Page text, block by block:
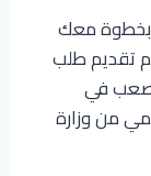
بخطوة معك
تقديم طلب
في
من وزارة